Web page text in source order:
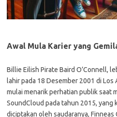
Awal Mula Karier yang
Billie Eilish Pirate Baird O’Connell,
lahir pada 18 Desember 2001 di Los
mulai menarik perhatian publik saat
SoundCloud pada tahun 2015, yang
diciptakan oleh saudaranya, Finneas